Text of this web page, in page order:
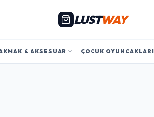
LUSTWAY
& AKSESUAR ÇOCUK OYUNCAKLARI